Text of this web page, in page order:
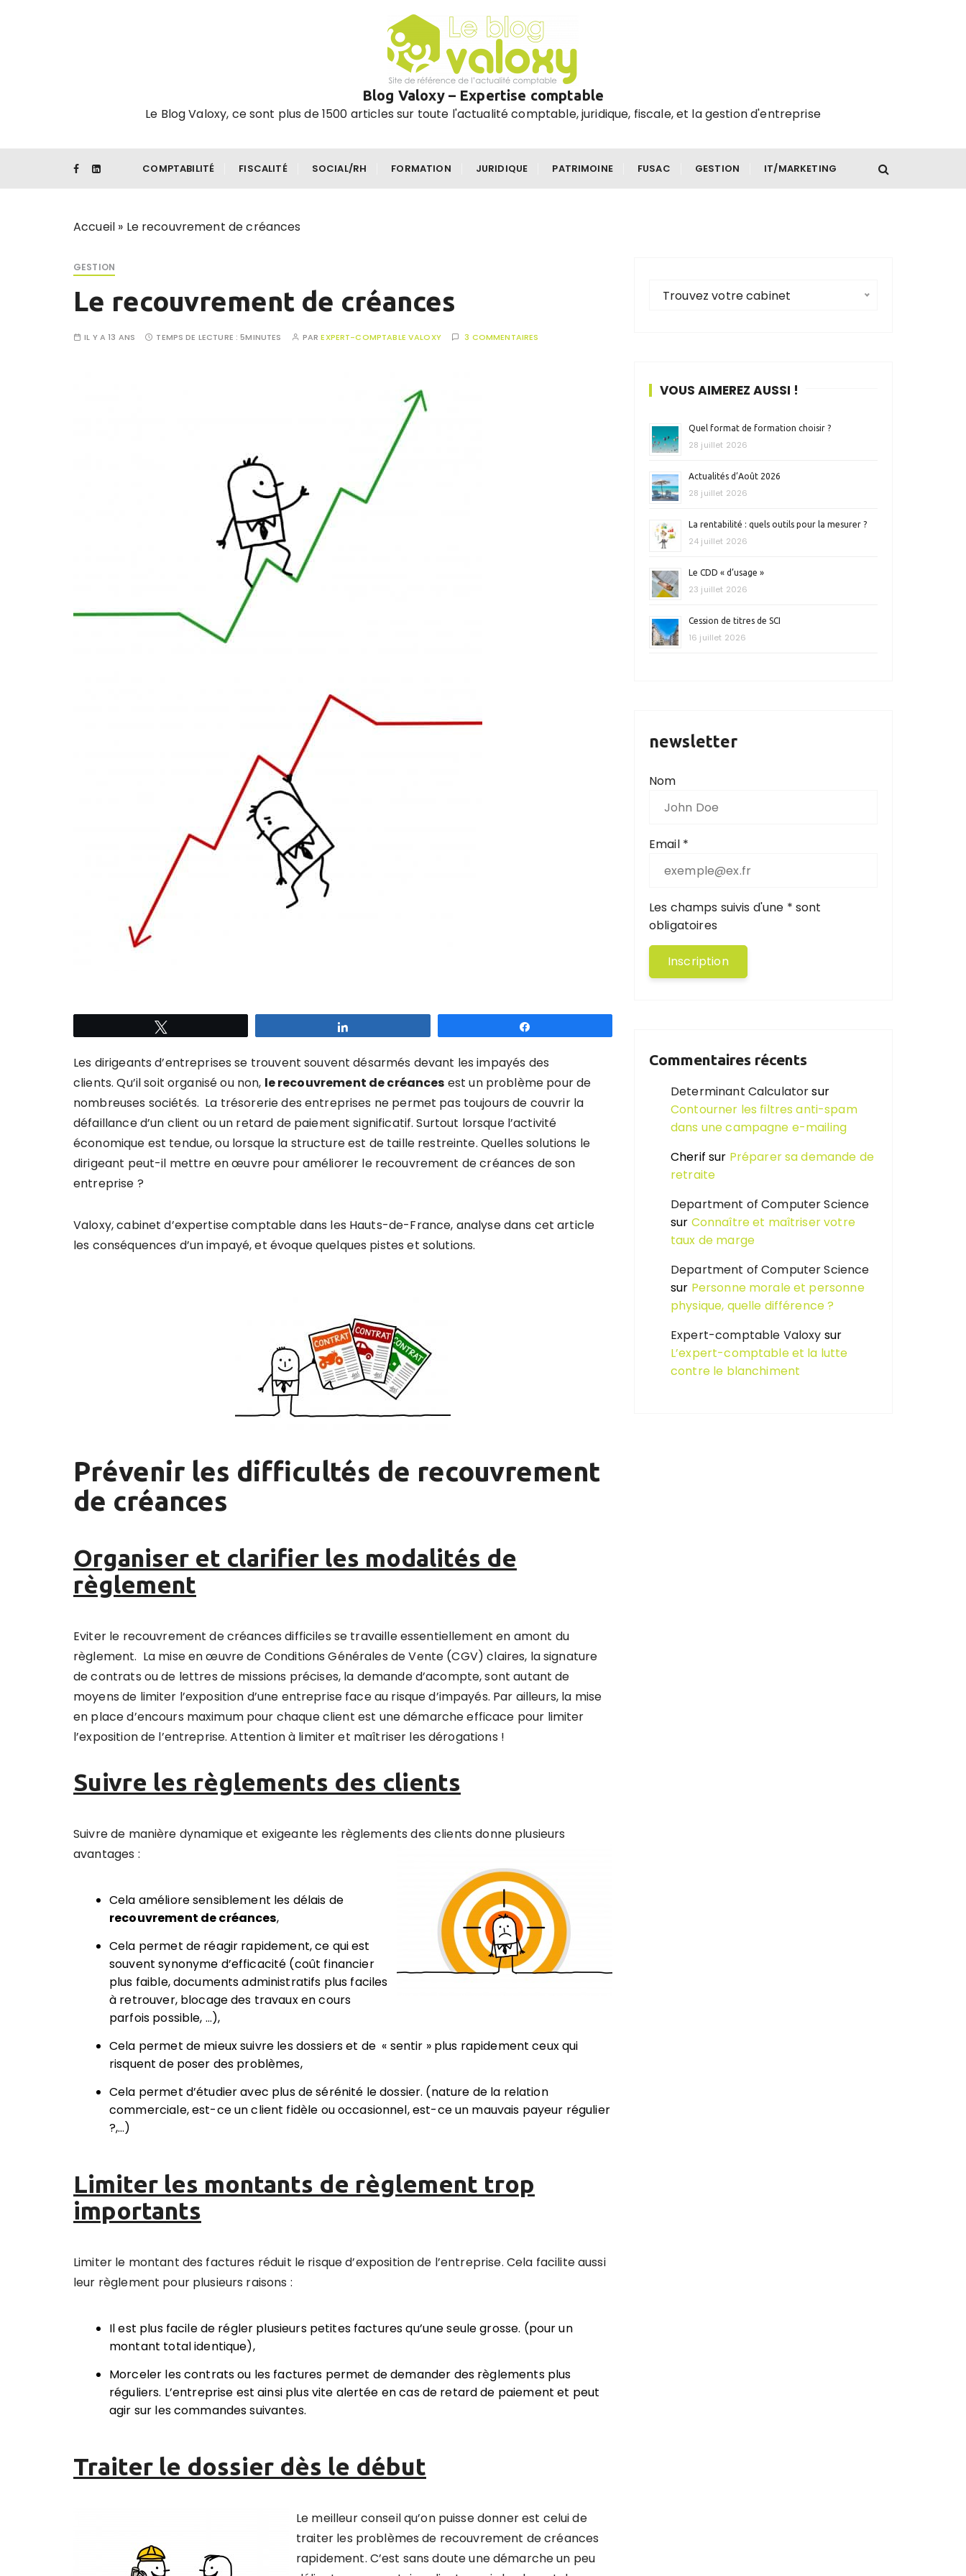
Blog Valoxy – Expertise comptable
Le Blog Valoxy, ce sont plus de 1500 articles sur toute l'actualité comptable, juridique, fiscale, et la gestion d'entreprise
COMPTABILITÉ FISCALITÉ SOCIAL/RH FORMATION JURIDIQUE PATRIMOINE FUSAC GESTION IT/MARKETING
Accueil » Le recouvrement de créances
GESTION
Le recouvrement de créances
IL Y A 13 ANS TEMPS DE LECTURE :5MINUTES PAREXPERT-COMPTABLE VALOXY 3 COMMENTAIRES
Les dirigeants d’entreprises se trouvent souvent désarmés devant les impayés des
clients.Qu’il soit organiséou non, lerecouvrement de créances estun problème pour de
nombreuses sociétés. La trésorerie des entreprises ne permet pas toujours de couvrir la
défaillance d’un client ou un retard de paiement significatif. Surtout lorsque l’activité
économique est tendue, ou lorsque la structure est de taille restreinte. Quelles solutions le
dirigeant peut-il mettre en œuvre pour améliorer le recouvrement decréances de son
entreprise ?
Valoxy, cabinet d’expertise comptable dans les Hauts-de-France, analyse dans cet article
les conséquences d’un impayé, et évoque quelques pistes et solutions.
Prévenir les difficultés de recouvrement
de créances
Organiser et clarifier les modalités de
règlement
Eviter le recouvrement de créances difficiles se travaille essentiellement en amont du
règlement. La mise en œuvre de Conditions Générales de Vente (CGV) claires, la signature
de contrats ou de lettres de missions précises, la demande d’acompte, sont autant de
moyens de limiter l’exposition d’une entreprise face au risque d’impayés. Par ailleurs, la mise
en place d’encours maximum pour chaque client est une démarche efficace pour limiter
l’exposition de l’entreprise. Attention à limiter et maîtriser les dérogations !
Suivre les règlements des clients
Suivre de manière dynamique et exigeante les règlements des clients donne plusieurs
avantages :
Cela améliore sensiblement les délais de
recouvrement de créances,
Cela permet de réagir rapidement,ce qui est
souvent synonyme d’efficacité (coût financier
plus faible, documents administratifs plus faciles
à retrouver, blocage des travaux en cours
parfois possible, …),
Cela permet de mieux suivre les dossierset de « sentir » plus rapidement ceux qui
risquent de poser des problèmes,
Cela permet d’étudier avec plus de sérénité le dossier. (nature de la relation
commerciale, est-ce un client fidèle ou occasionnel, est-ce un mauvais payeur régulier
?,…)
Limiter les montants de règlement trop
importants
Limiter le montant des factures réduit le risque d’exposition de l’entreprise. Cela facilite aussi
leur règlement pour plusieurs raisons :
Il est plus facile de régler plusieurs petites factures qu’une seule grosse. (pour un
montant total identique),
Morceler les contrats ou les factures permet de demander des règlements plus
réguliers. L’entreprise est ainsi plus vite alertée en cas de retard de paiement et peut
agir sur les commandes suivantes.
Traiter le dossier dès le début
Le meilleur conseil qu’on puisse donner est celui de
traiter les problèmes de recouvrement de créances
rapidement. C’est sans doute une démarche un peu
Trouvez votre cabinet
VOUS AIMEREZ AUSSI !
Quel format de formation choisir ?
28 juillet 2026
Actualités d’Août 2026
28 juillet 2026
La rentabilité : quels outils pour la mesurer ?
24 juillet 2026
Le CDD « d’usage »
23 juillet 2026
Cession de titres de SCI
16 juillet 2026
newsletter
Nom
Email *
Les champs suivis d'une * sont
obligatoires
Commentaires récents
Determinant Calculatorsur
Contourner les filtres anti-spam
dans une campagne e-mailing
Cherif sur Préparer sa demande de
retraite
Department of Computer Science
sur Connaître et maîtriser votre
taux de marge
Department of Computer Science
sur Personne morale et personne
physique, quelle différence ?
Expert-comptable Valoxy sur
L’expert-comptable et la lutte
contre le blanchiment